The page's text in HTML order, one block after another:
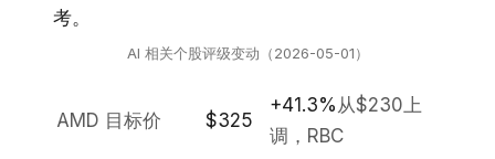
考。
AI 相关个股评级变动（2026-05-01）
AMD 目标价 $325
+41.3%从$230上
调，RBC